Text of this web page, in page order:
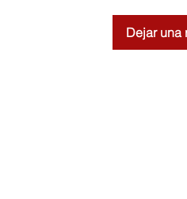
Dejar una